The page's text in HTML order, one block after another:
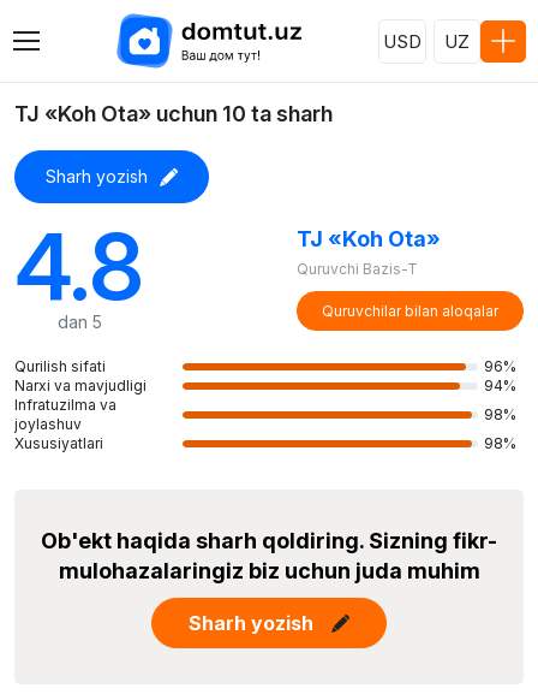
USD UZ
TJ «Koh Ota» uchun 10 ta sharh
Sharh yozish
4.8
dan 5
Qurilish sifati
96%
Narxi va mavjudligi
94%
Infratuzilma va
joylashuv
98%
Xususiyatlari
98%
TJ «Koh Ota»
Quruvchi Bazis-T
Quruvchilar bilan aloqalar
Ob'ekt haqida sharh qoldiring. Sizning fikr-
mulohazalaringiz biz uchun juda muhim
Sharh yozish